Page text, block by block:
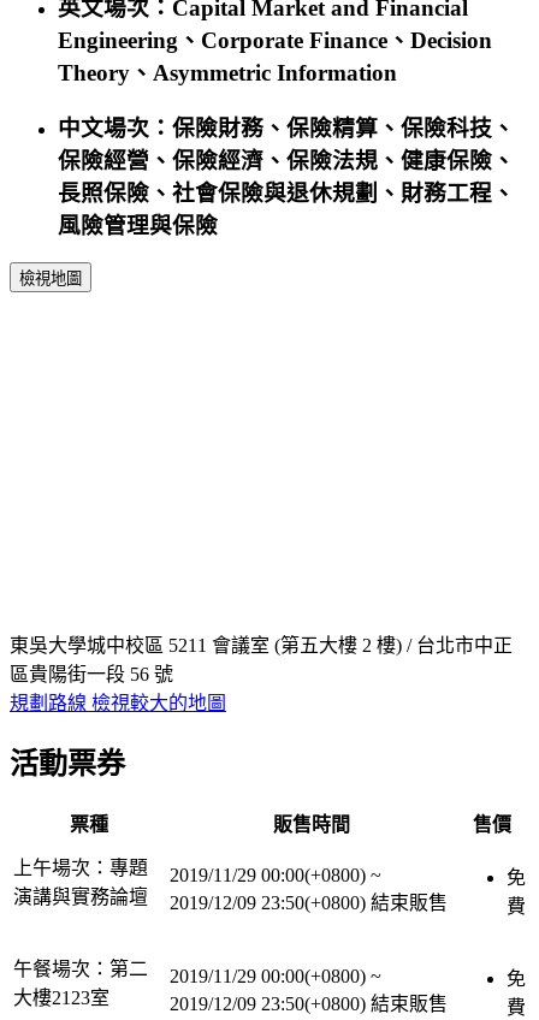
英文場次 ： Capital Market and Financial
Engineering 、 Corporate Finance 、 Decision
Theory 、 Asymmetric Information
中文場次 ： 保險財務 、 保險精算 、 保險科技 、
保險經營 、 保險經濟 、 保險法規 、 健康保險 、
長照保險 、 社會保險與退休規劃 、 財務工程 、
風險管理與保險
檢視地圖
東吳大學城中校區 5211 會議室 (第五大樓 2 樓) / 台北市中正
區貴陽街一段 56 號
規劃路線 檢視較大的地圖
活動票券
票種 販售時間 售價
上午場次：專題
演講與實務論壇
2019/11/29 00:00(+0800) ~
2019/12/09 23:50(+0800) 結束販售
免
費
午餐場次：第二
大樓2123室
2019/11/29 00:00(+0800) ~
2019/12/09 23:50(+0800) 結束販售
免
費